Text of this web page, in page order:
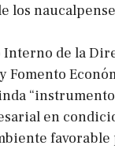
los
Interno de la
Fomento
en
favorable